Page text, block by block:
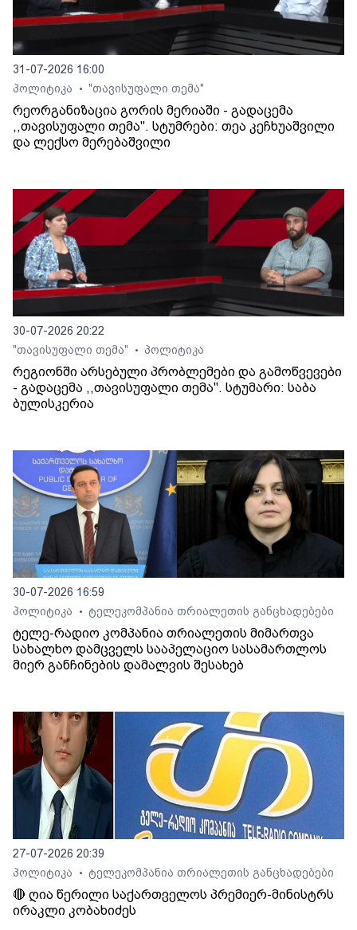
31-07-2026 16:00
პოლიტიკა
• "თავისუფალი თემა"
რეორგანიზაცია გორის მერიაში - გადაცემა
,,თავისუფალი თემა". სტუმრები: თეა კეჩხუაშვილი
და ლექსო მერებაშვილი
30-07-2026 20:22
"თავისუფალი თემა"
• პოლიტიკა
რეგიონში არსებული პრობლემები და გამოწვევები
- გადაცემა ,,თავისუფალი თემა". სტუმარი: საბა
ბულისკერია
30-07-2026 16:59
პოლიტიკა
• ტელეკომპანია თრიალეთის განცხადებები
ტელე-რადიო კომპანია თრიალეთის მიმართვა
სახალხო დამცველს სააპელაციო სასამართლოს
მიერ განჩინების დამალვის შესახებ
27-07-2026 20:39
პოლიტიკა
• ტელეკომპანია თრიალეთის განცხადებები
🔴 ღია წერილი საქართველოს პრემიერ-მინისტრს
ირაკლი კობახიძეს